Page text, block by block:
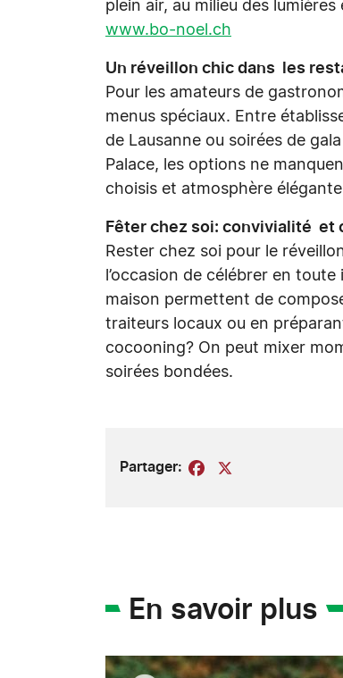
plein air, au milieu des
www.bo-noel.ch
Un réveillon chic dans les
Pour les amateurs de
menus spéciaux. Entre
de Lausanne ou soirées de
Palace, les options ne
choisis et atmosphère
Fêter chez soi: convivialité et
Rester chez soi pour le
l’occasion de célébrer en
maison permettent de
traiteurs locaux ou en
cocooning? On peut mixer
soirées bondées.
Partager: Facebook
En savoir plus